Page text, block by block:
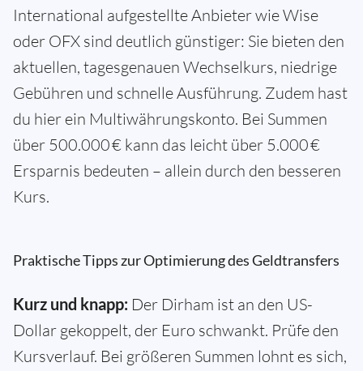
International aufgestellte Anbieter wie Wise
oder OFX sind deutlich günstiger: Sie bieten den
aktuellen, tagesgenauen Wechselkurs, niedrige
Gebühren und schnelle Ausführung. Zudem hast
du hier ein Multiwährungskonto. Bei Summen
über 500.000 € kann das leicht über 5.000 €
Ersparnis bedeuten – allein durch den besseren
Kurs.
Praktische Tipps zur Optimierung des Geldtransfers
Kurz und knapp: Der Dirham ist an den US-
Dollar gekoppelt, der Euro schwankt. Prüfe den
Kursverlauf. Bei größeren Summen lohnt es sich,